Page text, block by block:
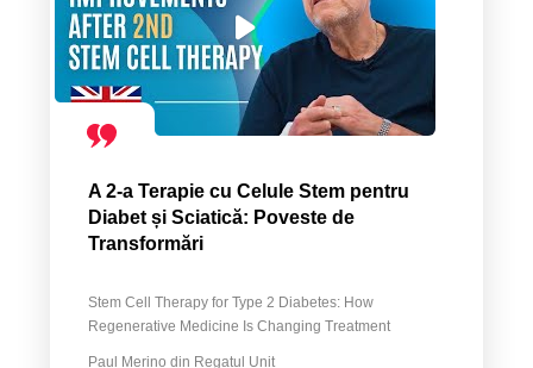
A 2-a Terapie cu Celule Stem pentru
Diabet și Sciatică: Poveste de
Transformări
Stem Cell Therapy for Type 2 Diabetes: How
Regenerative Medicine Is Changing Treatment
Paul Merino din Regatul Unit